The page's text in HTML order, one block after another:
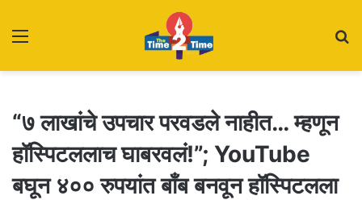
“७ लाखांचे उपचार परवडले नाहीत… म्हणून
हॉस्पिटललाच घाबरवलं!”; YouTube
बघून ४०० रुपयांत बाँब बनवून हॉस्पिटलला